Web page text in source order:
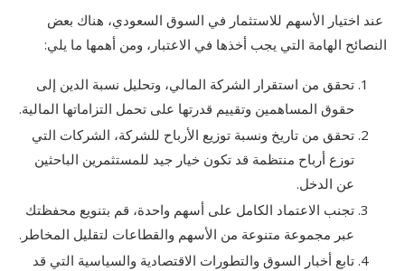
عند اختيار الأسهم للاستثمار في السوق السعودي، هناك بعض
النصائح الهامة التي يجب أخذها في الاعتبار، ومن أهمها ما يلي:
تحقق من استقرار الشركة المالي، وتحليل نسبة الدين إلى
حقوق المساهمين وتقييم قدرتها على تحمل التزاماتها المالية.
تحقق من تاريخ ونسبة توزيع الأرباح للشركة، الشركات التي
توزع أرباح منتظمة قد تكون خيار جيد للمستثمرين الباحثين
عن الدخل.
تجنب الاعتماد الكامل على أسهم واحدة، قم بتنويع محفظتك
عبر مجموعة متنوعة من الأسهم والقطاعات لتقليل المخاطر.
تابع أخبار السوق والتطورات الاقتصادية والسياسية التي قد